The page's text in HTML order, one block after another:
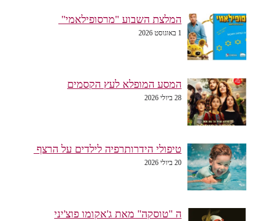
המלצת השבוע "מרסופילאמי"
1 באוגוסט 2026
המסע המופלא לעץ הקסמים
28 ביולי 2026
טיפולי הידרותרפיה לילדים על הרצף
20 ביולי 2026
ה "טוסקה" מאת ג'אקומו פוצ'יני